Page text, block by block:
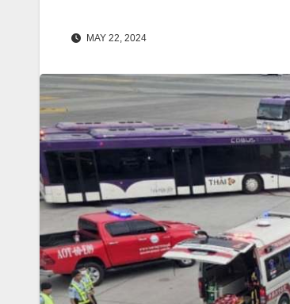
MAY 22, 2024